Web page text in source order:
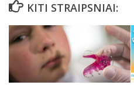
KITI STRAIPSNIAI: